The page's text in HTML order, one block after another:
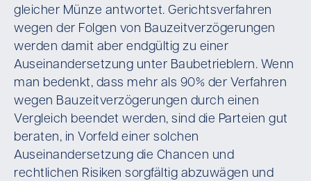
gleicher Münze antwortet. Gerichtsverfahren
wegen der Folgen von Bauzeitverzögerungen
werden damit aber endgültig zu einer
Auseinandersetzung unter Baubetrieblern. Wenn
man bedenkt, dass mehr als 90% der Verfahren
wegen Bauzeitverzögerungen durch einen
Vergleich beendet werden, sind die Parteien gut
beraten, in Vorfeld einer solchen
Auseinandersetzung die Chancen und
rechtlichen Risiken sorgfältig abzuwägen und